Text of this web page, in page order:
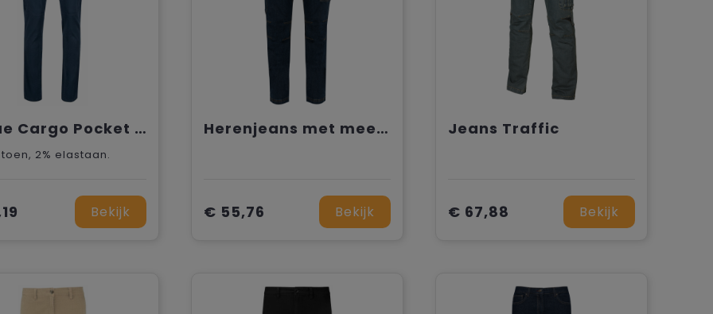
Clique Cargo Pocket Stretch
2% elastaan.
Bekijk
Herenjeans met meerdere zakken
€ 55,76 Bekijk
Jeans Traffic
€ 67,88 Bekijk